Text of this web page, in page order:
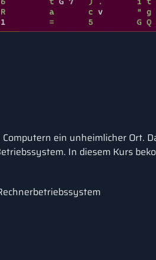
ein unheimlicher Ort.
In diesem Kurs